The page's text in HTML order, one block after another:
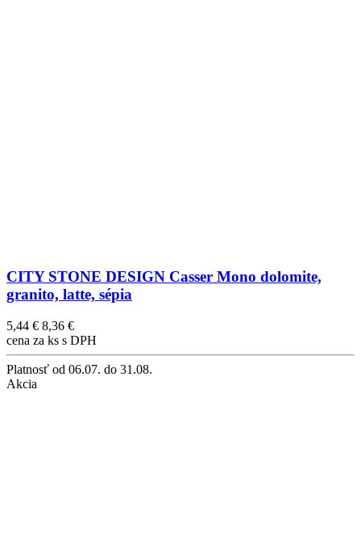
CITY STONE DESIGN Casser Mono dolomite,
granito, latte, sépia
5,44 € 8,36 €
cena za ks s DPH
Platnosť od 06.07. do 31.08.
Akcia